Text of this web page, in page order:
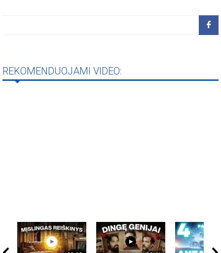
REKOMENDUOJAMI VIDEO: